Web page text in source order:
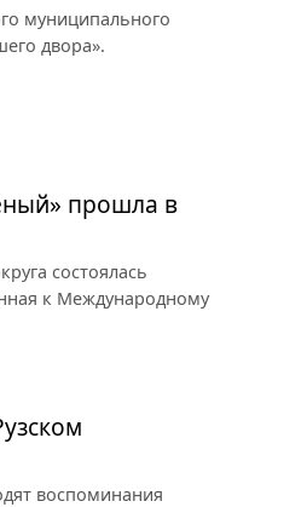
муниципального
двора».
прошла в
состоялась
к Международному
воспоминания